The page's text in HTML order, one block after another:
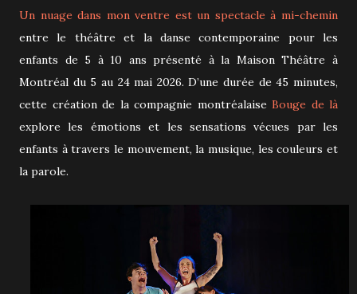
Un nuage dans mon ventre est un spectacle à mi-chemin
entre le théâtre et la danse contemporaine pour les
enfants de 5 à 10 ans présenté à la Maison Théâtre à
Montréal du 5 au 24 mai 2026. D’une durée de 45 minutes,
cette création de la compagnie montréalaise Bouge de là
explore les émotions et les sensations vécues par les
enfants à travers le mouvement, la musique, les couleurs et
la parole.